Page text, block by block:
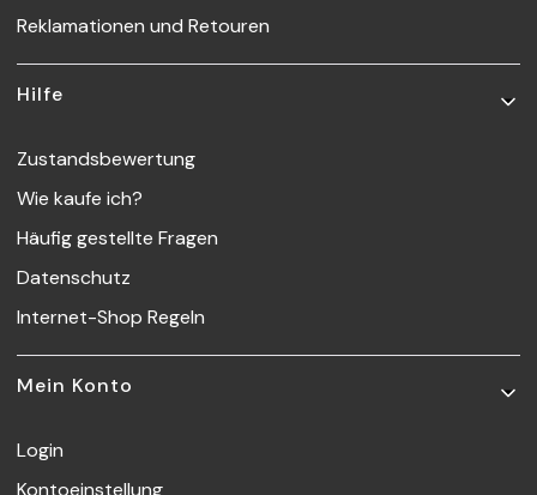
Reklamationen und Retouren
Hilfe
Zustandsbewertung
Wie kaufe ich?
Häufig gestellte Fragen
Datenschutz
Internet-Shop Regeln
Mein Konto
Login
Kontoeinstellung